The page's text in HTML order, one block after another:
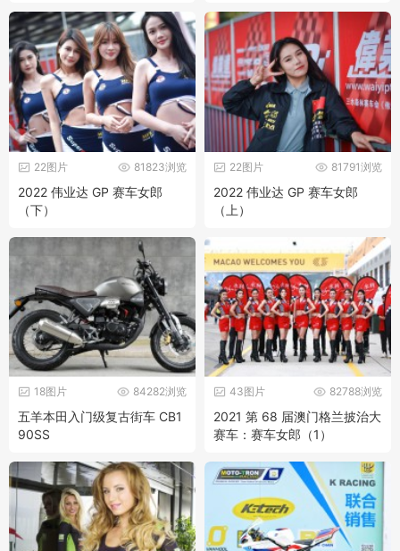
81823浏览
22图片
2022 伟业达 GP 赛车女郎
（下）
81791浏览
22图片
2022 伟业达 GP 赛车女郎
（上）
84282浏览
18图片
五羊本田入门级复古街车 CB1
90SS
82788浏览
43图片
2021 第 68 届澳门格兰披治大
赛车：赛车女郎（1）